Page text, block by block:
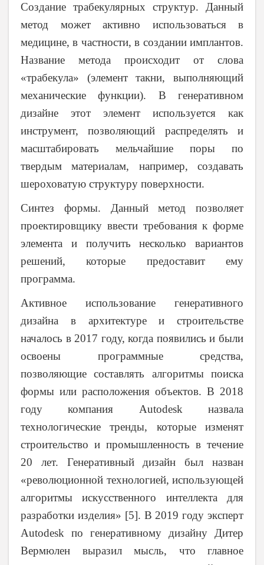
Создание трабекулярных структур. Данный
метод может активно использоваться в
медицине, в частности, в создании имплантов.
Название метода происходит от слова
«трабекула» (элемент такни, выполняющий
механические функции). В генеративном
дизайне этот элемент используется как
инструмент, позволяющий распределять и
масштабировать мельчайшие поры по
твердым материалам, например, создавать
шероховатую структуру поверхности.
Синтез формы. Данный метод позволяет
проектировщику ввести требования к форме
элемента и получить несколько вариантов
решений, которые предоставит ему
программа.
Активное использование генеративного
дизайна в архитектуре и строительстве
началось в 2017 году, когда появились и были
освоены программные средства,
позволяющие составлять алгоритмы поиска
формы или расположения объектов. В 2018
году компания Autodesk назвала
технологические тренды, которые изменят
строительство и промышленность в течение
20 лет. Генеративный дизайн был назван
«революционной технологией, использующей
алгоритмы искусственного интеллекта для
разработки изделия» [5]. В 2019 году эксперт
Autodesk по генеративному дизайну Дитер
Вермюлен выразил мысль, что главное